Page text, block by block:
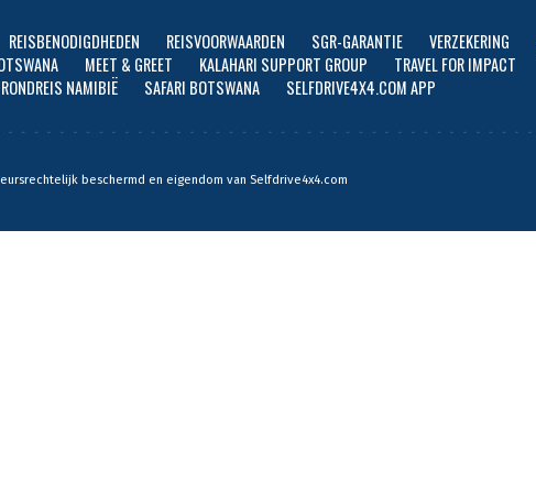
REISBENODIGDHEDEN REISVOORWAARDEN SGR-GARANTIE VERZEKERING
MEET & GREET KALAHARI SUPPORT GROUP TRAVEL FOR IMPACT
RONDREIS NAMIBIË SAFARI BOTSWANA SELFDRIVE4X4.COM APP
beschermd en eigendom van Selfdrive4x4.com